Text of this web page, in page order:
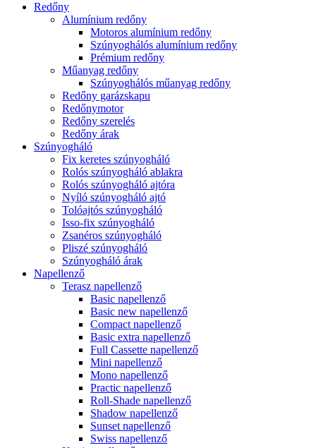
Redőny
Alumínium redőny
Motoros alumínium redőny
Szúnyoghálós alumínium redőny
Prémium redőny
Műanyag redőny
Szúnyoghálós műanyag redőny
Redőny garázskapu
Redőnymotor
Redőny szerelés
Redőny árak
Szúnyogháló
Fix keretes szúnyogháló
Rolós szúnyogháló ablakra
Rolós szúnyogháló ajtóra
Nyíló szúnyogháló ajtó
Tolóajtós szúnyogháló
Isso-fix szúnyogháló
Zsanéros szúnyogháló
Pliszé szúnyogháló
Szúnyogháló árak
Napellenző
Terasz napellenző
Basic napellenző
Basic new napellenző
Compact napellenző
Basic extra napellenző
Full Cassette napellenző
Mini napellenző
Mono napellenző
Practic napellenző
Roll-Shade napellenző
Shadow napellenző
Sunset napellenző
Swiss napellenző